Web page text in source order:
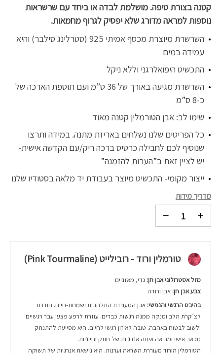
קטנה בצורת טיפה. מושלמת לבדה או ביחד עם שרשראות
נוספות למראה מדורג שלא יפסיק לגרוף מחמאות.
השרשרת מיוצרת מכסף אמיתי 925 (סטרלינג סילבר) והיא
עמידה במים
התכשיט היפואלרגני וללא ניקל
השרשרת מגיעה באורך של 36 ס”מ ועם תוספת הארכה של
כ-8 ס”מ
שימו לב: אבן הטורמלין קטנה מאוד
כל הפריטים שלנו נשלחים באריזת מתנה. במידה ותרצו
שנוסיף לכם לחבילה כרטיס ברכה ריק/עם הקדשה אישית-
יש לציין זאת ב”הערות להזמנה”
ייצור מקומי- התכשיט מיוצר בעבודת יד מלאה בסטודיו שלנו
מדריך מידות
טורמלין ורוד - רובילייט (Pink Tourmaline)
מזל אסטרולוגי אבן חן: גדי, מאזניים
צבע אבן חן: אבן ורודה
בהיבט הרגשי והנפשי: אבן המעוררת התלהבות ושמחת-חיים. חודרת
לצ’קרת הלב ומנקה ממנה רגשות כבדים. עוזרת לרפע פצעי עבר רגשיים
ולשוב לבטוח באהבה. טובה לאיזון רגשי לחיים. היא מסייעת להתנתק
מכאב אישי ומביאה איתה אנרגיות של חוזק וחיוניות.
הטורמלין הורוד מעוררת השראה וערנות. היא נושאת אנרגיות של תשוקה